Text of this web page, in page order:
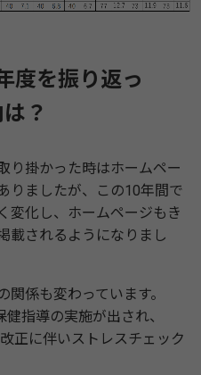
度を振り返っ
？
り掛かった時はホームペー
りましたが、この10年間で
変化し、ホームページもき
載されるようになりまし
係も変わっています。
指導の実施が出され、
正に伴いストレスチェック